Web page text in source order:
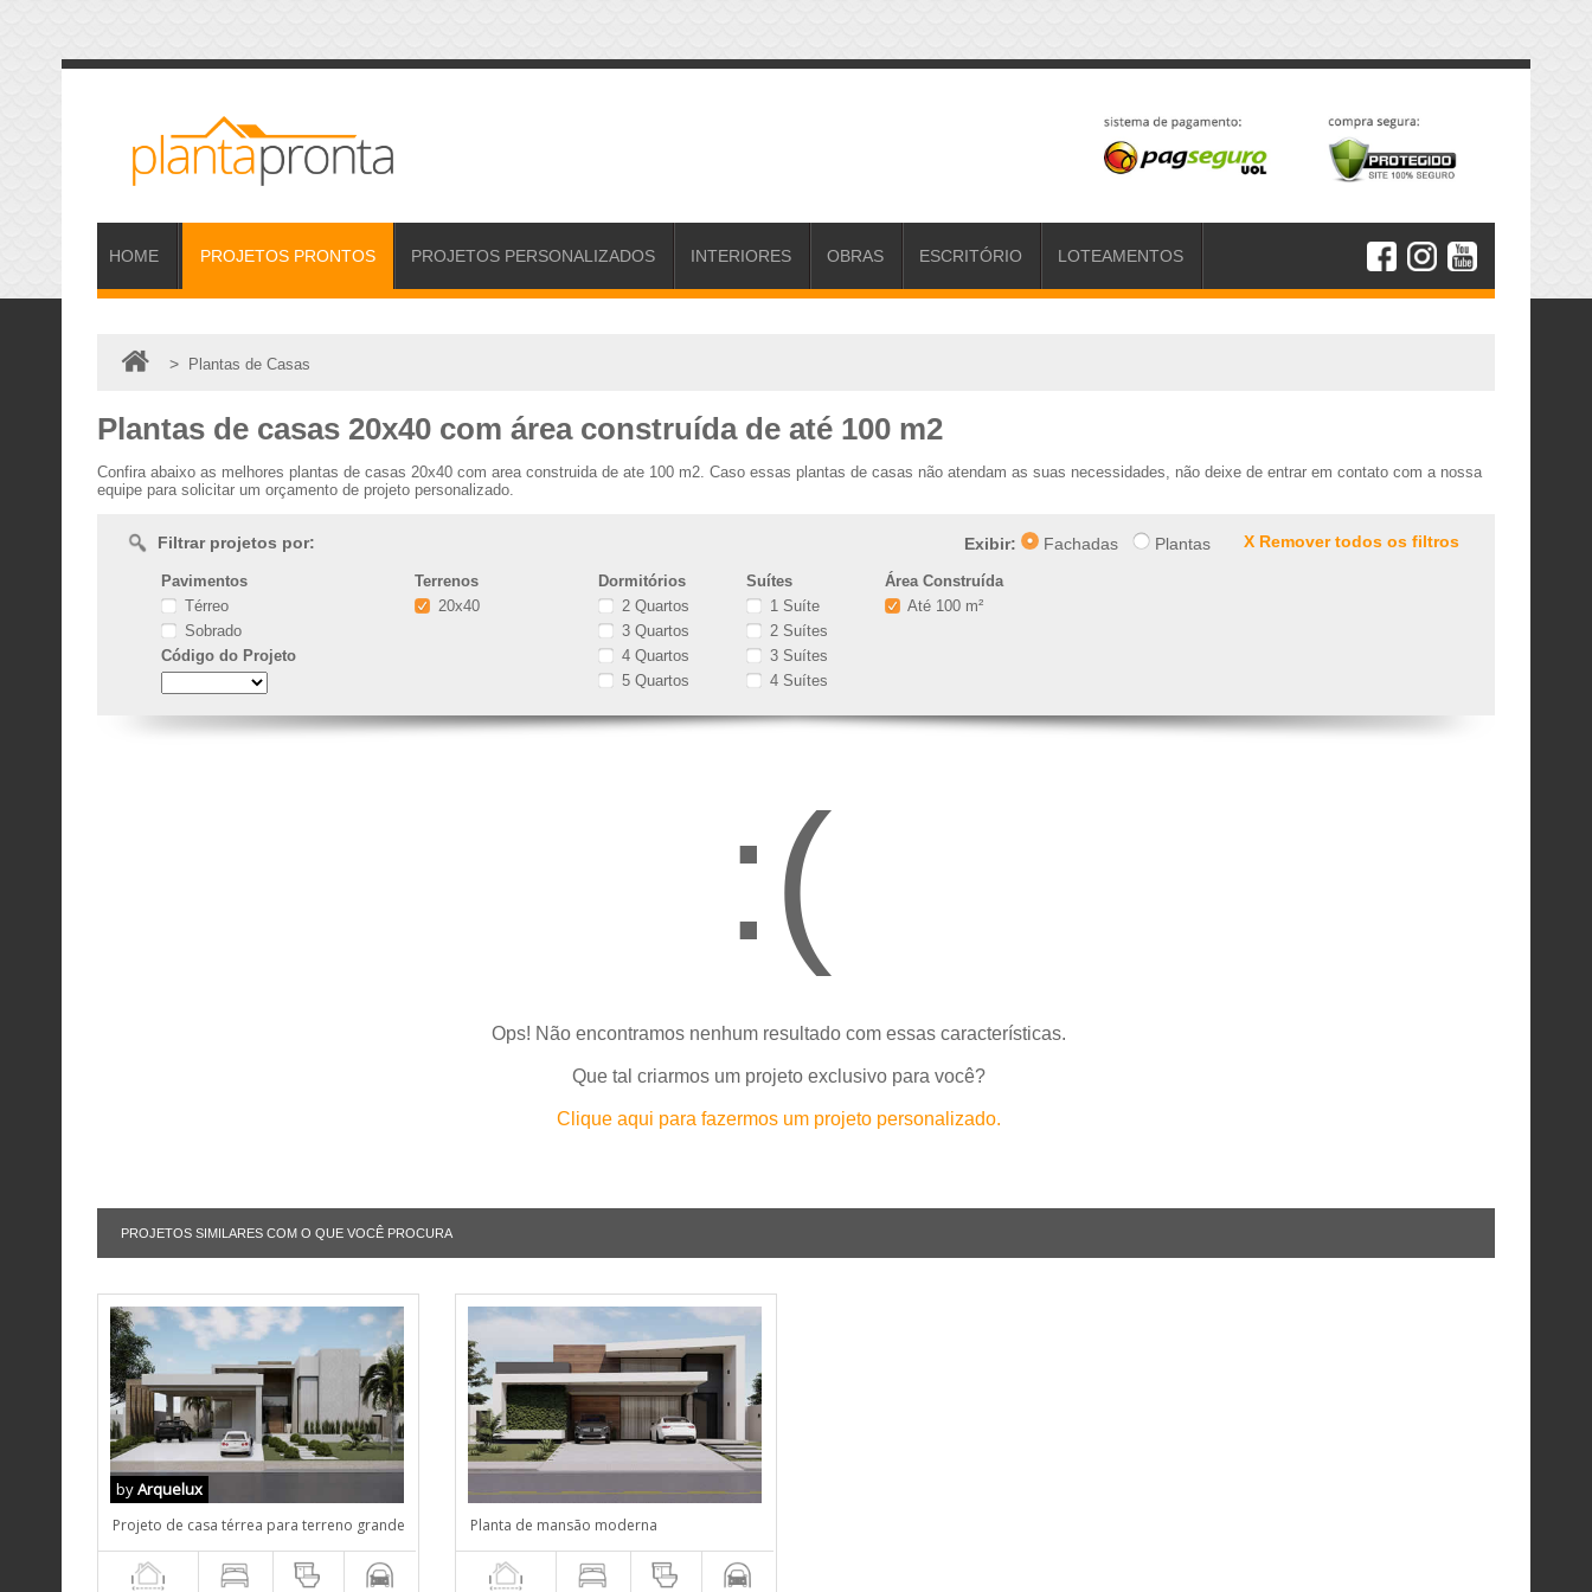
HOME PROJETOS PRONTOS PROJETOS PERSONALIZADOS INTERIORES OBRAS ESCRITÓRIO LOTEAMENTOS
> Plantas de Casas
Plantas de casas 20x40 com área construída de até 100 m2
Confira abaixo as melhores plantas de casas 20x40 com area construida de ate 100 m2. Caso essas plantas de casas não atendam as suas necessidades, não deixe de entrar em contato com a nossa
equipe para solicitar um orçamento de projeto personalizado.
X Remover todos os filtros
Filtrar projetos por: Exibir: Fachadas Plantas
Pavimentos
Térreo
Sobrado
Código do Projeto
Terrenos
20x40
Dormitórios
2 Quartos
3 Quartos
4 Quartos
5 Quartos
Suítes
1 Suíte
2 Suítes
3 Suítes
4 Suítes
Área Construída
Até 100 m²
:(
Ops! Não encontramos nenhum resultado com essas características.
Que tal criarmos um projeto exclusivo para você?
Clique aqui para fazermos um projeto personalizado.
PROJETOS SIMILARES COM O QUE VOCÊ PROCURA
byArquelux
Projeto de casa térrea para terreno grande Planta de mansão moderna